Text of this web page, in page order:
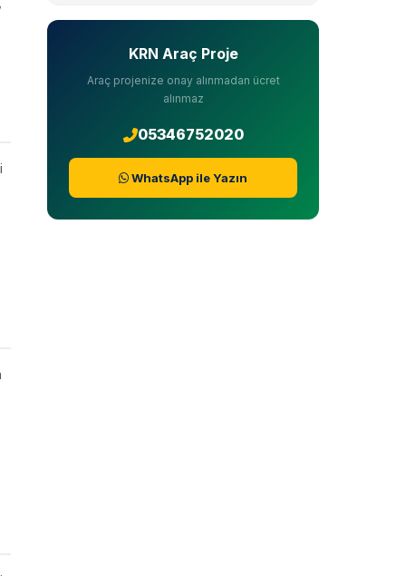
KRN Araç Proje
Araç projenize onay alınmadan ücret
alınmaz
05346752020
WhatsApp ile Yazın